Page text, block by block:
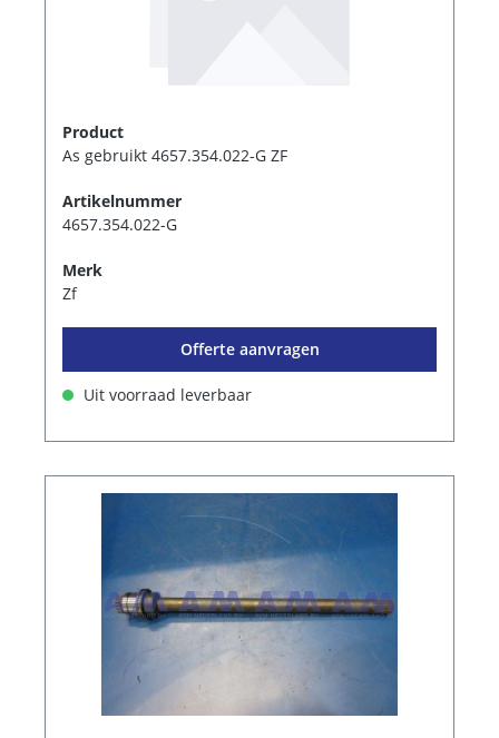
Product
As gebruikt 4657.354.022-G ZF
Artikelnummer
4657.354.022-G
Merk
Zf
Offerte aanvragen
Uit voorraad leverbaar